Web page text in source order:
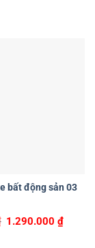
bất động sản 03
Original
1.290.000₫Current